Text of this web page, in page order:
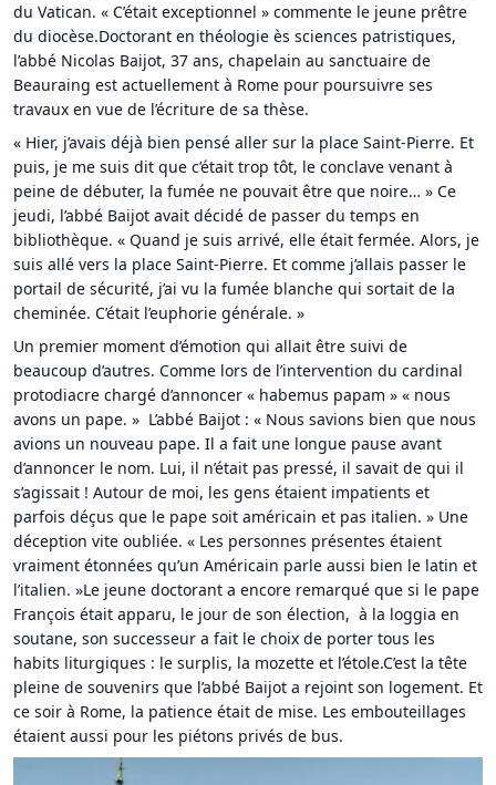
du Vatican. « C’était exceptionnel » commente le jeune prêtre
du diocèse.Doctorant en théologie ès sciences patristiques,
l’abbé Nicolas Baijot, 37 ans, chapelain au sanctuaire de
Beauraing est actuellement à Rome pour poursuivre ses
travaux en vue de l’écriture de sa thèse.
« Hier, j’avais déjà bien pensé aller sur la place Saint-Pierre. Et
puis, je me suis dit que c’était trop tôt, le conclave venant à
peine de débuter, la fumée ne pouvait être que noire… » Ce
jeudi, l’abbé Baijot avait décidé de passer du temps en
bibliothèque. « Quand je suis arrivé, elle était fermée. Alors, je
suis allé vers la place Saint-Pierre. Et comme j’allais passer le
portail de sécurité, j’ai vu la fumée blanche qui sortait de la
cheminée. C’était l’euphorie générale. »
Un premier moment d’émotion qui allait être suivi de
beaucoup d’autres. Comme lors de l’intervention du cardinal
protodiacre chargé d’annoncer « habemus papam » « nous
avons un pape. » L’abbé Baijot : « Nous savions bien que nous
avions un nouveau pape. Il a fait une longue pause avant
d’annoncer le nom. Lui, il n’était pas pressé, il savait de qui il
s’agissait ! Autour de moi, les gens étaient impatients et
parfois déçus que le pape soit américain et pas italien. » Une
déception vite oubliée. « Les personnes présentes étaient
vraiment étonnées qu’un Américain parle aussi bien le latin et
l’italien. »Le jeune doctorant a encore remarqué que si le pape
François était apparu, le jour de son élection, à la loggia en
soutane, son successeur a fait le choix de porter tous les
habits liturgiques : le surplis, la mozette et l’étole.C’est la tête
pleine de souvenirs que l’abbé Baijot a rejoint son logement. Et
ce soir à Rome, la patience était de mise. Les embouteillages
étaient aussi pour les piétons privés de bus.